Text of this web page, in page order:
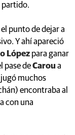
partido.
punto de dejar a
Y ahí apareció
López para ganar
pase deCarou a
muchos
encontraba al
con una